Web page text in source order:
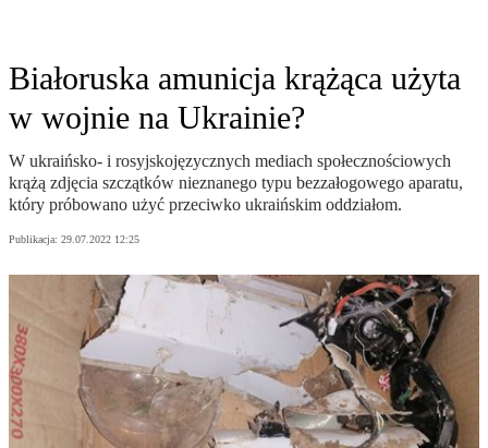
Białoruska amunicja krążąca użyta
w wojnie na Ukrainie?
W ukraińsko- i rosyjskojęzycznych mediach społecznościowych
krążą zdjęcia szczątków nieznanego typu bezzałogowego aparatu,
który próbowano użyć przeciwko ukraińskim oddziałom.
Publikacja: 29.07.2022 12:25